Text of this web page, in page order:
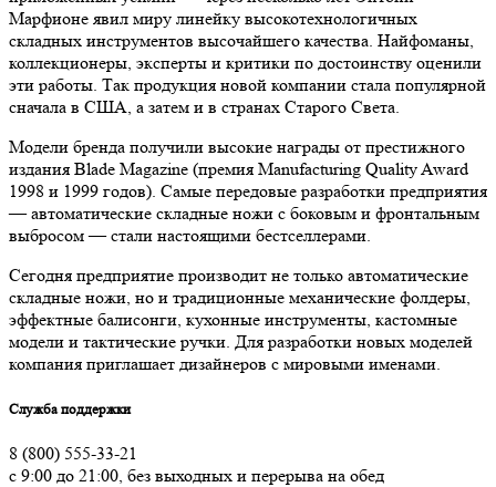
Марфионе явил миру линейку высокотехнологичных
складных инструментов высочайшего качества. Найфоманы,
коллекционеры, эксперты и критики по достоинству оценили
эти работы. Так продукция новой компании стала популярной
сначала в США, а затем и в странах Старого Света.
Модели бренда получили высокие награды от престижного
издания Blade Magazine (премия Manufacturing Quality Award
1998 и 1999 годов). Самые передовые разработки предприятия
— автоматические складные ножи с боковым и фронтальным
выбросом — стали настоящими бестселлерами.
Сегодня предприятие производит не только автоматические
складные ножи, но и традиционные механические фолдеры,
эффектные балисонги, кухонные инструменты, кастомные
модели и тактические ручки. Для разработки новых моделей
компания приглашает дизайнеров с мировыми именами.
Служба поддержки
8 (800) 555-33-21
с 9:00 до 21:00, без выходных и перерыва на обед